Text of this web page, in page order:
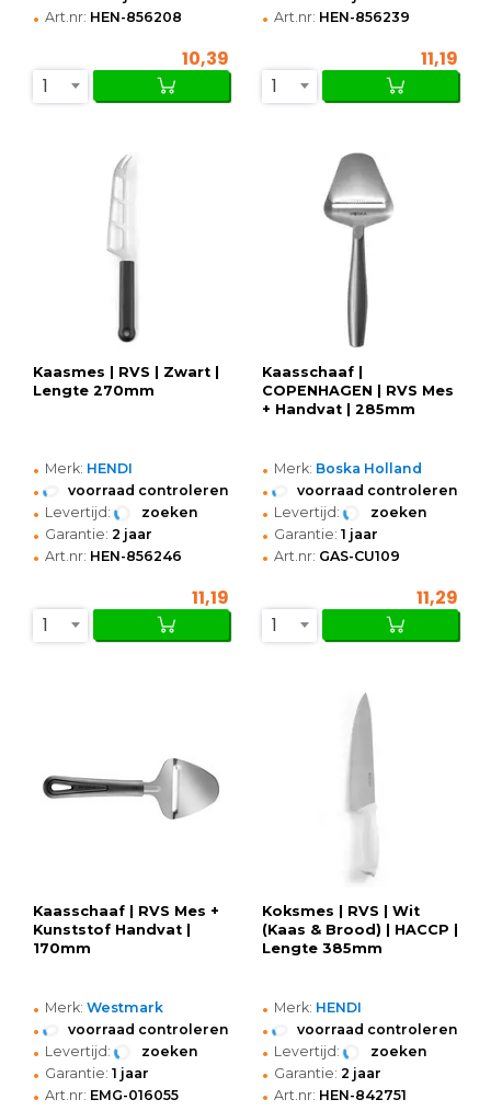
• Art.nr: HEN-856208
10,39
1
• Art.nr: HEN-856239
11,19
1
Kaasmes | RVS | Zwart |
Lengte 270mm
• Merk: HENDI
• voorraad controleren
• Levertijd: zoeken
• Garantie: 2 jaar
• Art.nr: HEN-856246
11,19
1
Kaasschaaf |
COPENHAGEN | RVS Mes
+ Handvat | 285mm
• Merk: Boska Holland
• voorraad controleren
• Levertijd: zoeken
• Garantie: 1 jaar
• Art.nr: GAS-CU109
11,29
1
Kaasschaaf | RVS Mes +
Kunststof Handvat |
170mm
• Merk: Westmark
• voorraad controleren
• Levertijd: zoeken
• Garantie: 1 jaar
• Art.nr: EMG-016055
Koksmes | RVS | Wit
(Kaas & Brood) | HACCP |
Lengte 385mm
• Merk: HENDI
• voorraad controleren
• Levertijd: zoeken
• Garantie: 2 jaar
• Art.nr: HEN-842751